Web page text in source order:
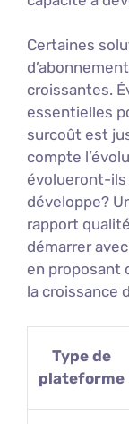
Certaines
croissantes.
essentielles
surcoût est
compte
évolueront-ils
développe?
rapport
démarrer
en proposant
la croissance
Type de
plateforme